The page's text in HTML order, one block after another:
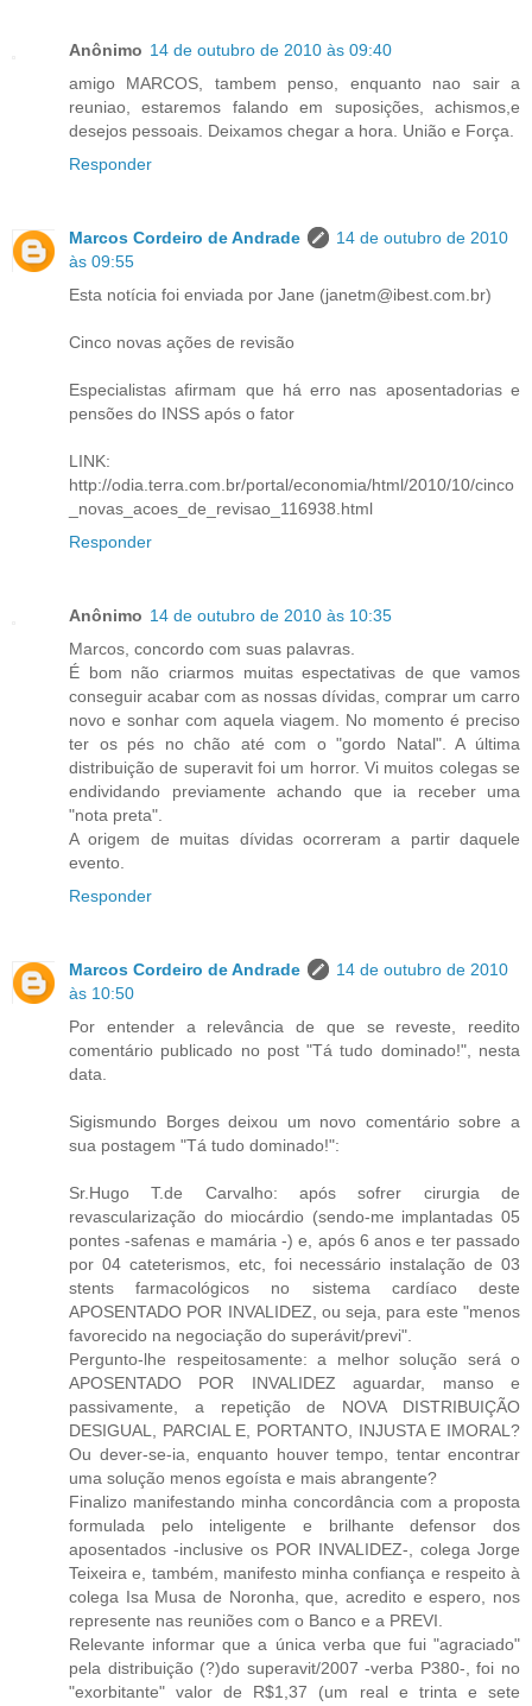
Anônimo 14 de outubro de 2010 às 09:40
amigo MARCOS, tambem penso, enquanto nao sair a
reuniao, estaremos falando em suposições, achismos,e
desejos pessoais. Deixamos chegar a hora. União e Força.
Responder
Marcos Cordeiro de Andrade
14 de outubro de 2010
às 09:55
Esta notícia foi enviada por Jane (janetm@ibest.com.br)
Cinco novas ações de revisão
Especialistas afirmam que há erro nas aposentadorias e
pensões do INSS após o fator
LINK:
http://odia.terra.com.br/portal/economia/html/2010/10/cinco
_novas_acoes_de_revisao_116938.html
Responder
Anônimo 14 de outubro de 2010 às 10:35
Marcos, concordo com suas palavras.
É bom não criarmos muitas espectativas de que vamos
conseguir acabar com as nossas dívidas, comprar um carro
novo e sonhar com aquela viagem. No momento é preciso
ter os pés no chão até com o "gordo Natal". A última
distribuição de superavit foi um horror. Vi muitos colegas se
endividando previamente achando que ia receber uma
"nota preta".
A origem de muitas dívidas ocorreram a partir daquele
evento.
Responder
Marcos Cordeiro de Andrade
14 de outubro de 2010
às 10:50
Por entender a relevância de que se reveste, reedito
comentário publicado no post "Tá tudo dominado!", nesta
data.
Sigismundo Borges deixou um novo comentário sobre a
sua postagem "Tá tudo dominado!":
Sr.Hugo T.de Carvalho: após sofrer cirurgia de
revascularização do miocárdio (sendo-me implantadas 05
pontes -safenas e mamária -) e, após 6 anos e ter passado
por 04 cateterismos, etc, foi necessário instalação de 03
stents farmacológicos no sistema cardíaco deste
APOSENTADO POR INVALIDEZ, ou seja, para este "menos
favorecido na negociação do superávit/previ".
Pergunto-lhe respeitosamente: a melhor solução será o
APOSENTADO POR INVALIDEZ aguardar, manso e
passivamente, a repetição de NOVA DISTRIBUIÇÃO
DESIGUAL, PARCIAL E, PORTANTO, INJUSTA E IMORAL?
Ou dever-se-ia, enquanto houver tempo, tentar encontrar
uma solução menos egoísta e mais abrangente?
Finalizo manifestando minha concordância com a proposta
formulada pelo inteligente e brilhante defensor dos
aposentados -inclusive os POR INVALIDEZ-, colega Jorge
Teixeira e, também, manifesto minha confiança e respeito à
colega Isa Musa de Noronha, que, acredito e espero, nos
represente nas reuniões com o Banco e a PREVI.
Relevante informar que a única verba que fui "agraciado"
pela distribuição (?)do superavit/2007 -verba P380-, foi no
"exorbitante" valor de R$1,37 (um real e trinta e sete